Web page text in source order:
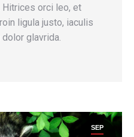
orci leo, et
ligula justo, iaculis
glavrida.
SEP